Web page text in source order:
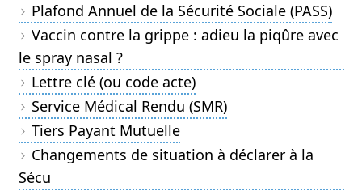
Plafond Annuel de la Sécurité Sociale (PASS)
Vaccin contre la grippe : adieu la piqûre avec
le spray nasal ?
Lettre clé (ou code acte)
Service Médical Rendu (SMR)
Tiers Payant Mutuelle
Changements de situation à déclarer à la
Sécu